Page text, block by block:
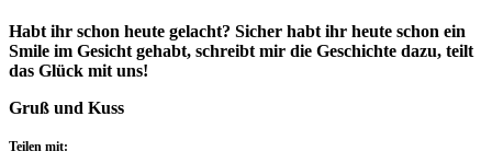
Habt ihr schon heute gelacht? Sicher habt ihr heute schon ein
Smile im Gesicht gehabt, schreibt mir die Geschichte dazu, teilt
das Glück mit uns!
Gruß und Kuss
Teilen mit: